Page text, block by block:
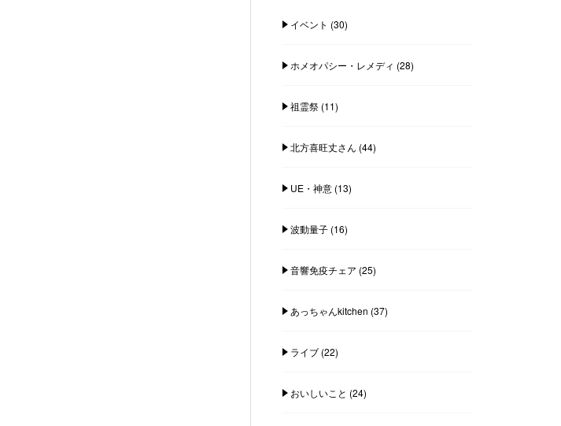
イベント (30)
ホメオパシー・レメディ (28)
祖霊祭(11)
北方喜旺丈さん (44)
UE・神意(13)
波動量子(16)
音響免疫チェア (25)
あっちゃんkitchen (37)
ライブ(22)
おいしいこと (24)